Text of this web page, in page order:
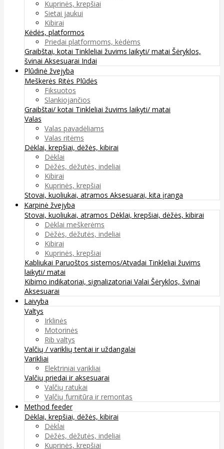
Kuprinės, krepšiai
Sietai jaukui
Kibirai
Kėdės, platformos
Priedai platformoms, kėdėms
Graibštai, kotai Tinkleliai žuvims laikyti/ matai Šėryklos,
švinai Aksesuarai Indai
Plūdinė žvejyba
Meškerės Ritės Plūdės
Fiksuotos
Slankiojančios
Graibštai/ kotai Tinkleliai žuvims laikyti/ matai
Valas
Valas pavadėliams
Valas ritėms
Dėklai, krepšiai, dėžės, kibirai
Dėklai
Dėžės, dėžutės, indeliai
Kibirai
Kuprinės, krepšiai
Stovai, kuoliukai, atramos Aksesuarai, kita įranga
Karpinė žvejyba
Stovai, kuoliukai, atramos Dėklai, krepšiai, dėžės, kibirai
Dėklai meškerėms
Dėžės, dėžutės, indeliai
Kibirai
Kuprinės, krepšiai
Kabliukai Paruoštos sistemos/Atvadai Tinkleliai žuvims
laikyti/ matai
Kibimo indikatoriai, signalizatoriai Valai Šėryklos, švinai
Aksesuarai
Laivyba
Valtys
Irklinės
Motorinės
Rib valtys
Valčių / variklių tentai ir uždangalai
Varikliai
Elektriniai varikliai
Valčių priedai ir aksesuarai
Valčių ratukai
Valčių furnitūra ir remontas
Method feeder
Dėklai, krepšiai, dėžės, kibirai
Dėklai
Dėžės, dėžutės, indeliai
Kuprinės, krepšiai